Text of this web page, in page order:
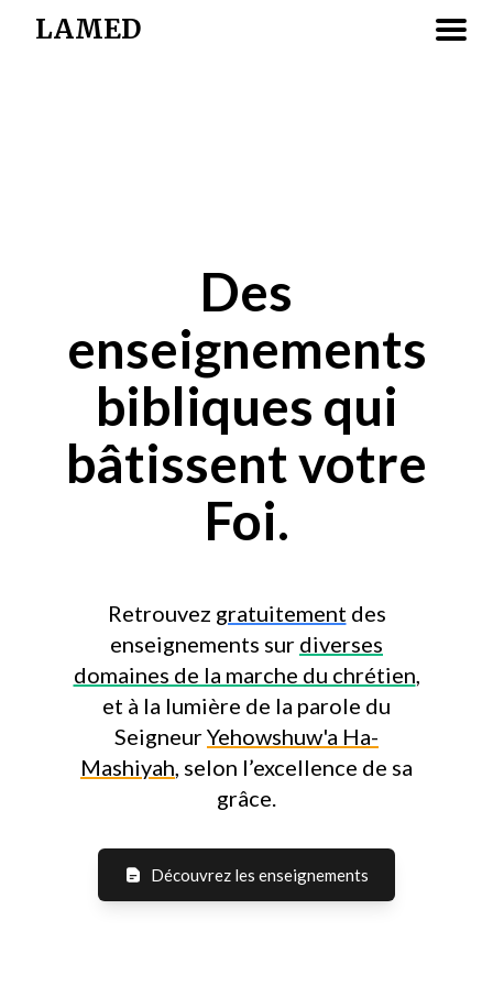
LAMED
Des
enseignements
bibliques qui
bâtissent votre
Foi.
Retrouvez gratuitement des
enseignements sur diverses
domaines de la marche du chrétien,
et à la lumière de la parole du
SeigneurYehowshuw'a Ha-
Mashiyah, selon l’excellence de sa
grâce.
Découvrez les enseignements